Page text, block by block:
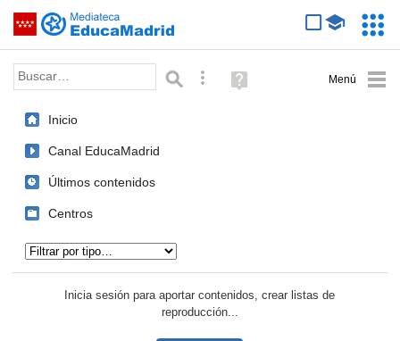
Saltar navegación
Palabra o frase: Búsqueda avanzada
Ayuda
(en
Inicio
Canal EducaMadrid
Últimos contenidos
Centros
Inicia sesión para aportar contenidos, crear listas de
reproducción...